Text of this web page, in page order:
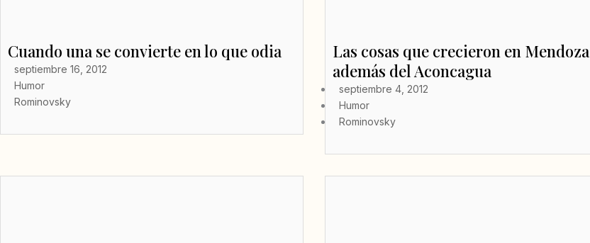
Cuando una se convierte en lo que odia
septiembre 16, 2012
Humor
Rominovsky
Las cosas que crecieron en Mendoza
además del Aconcagua
septiembre 4, 2012
Humor
Rominovsky